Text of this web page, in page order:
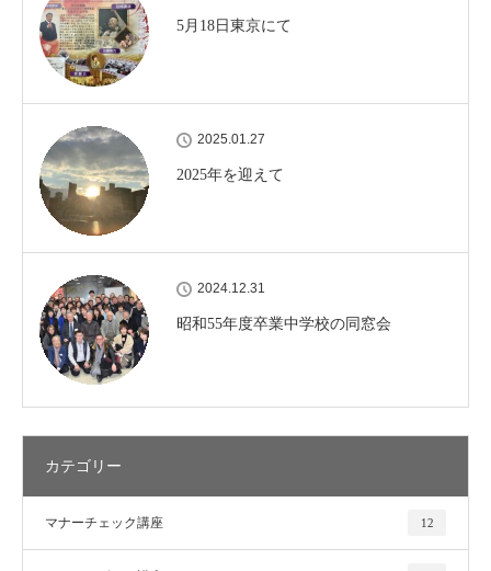
5月18日東京にて
2025.01.27
2025年を迎えて
2024.12.31
昭和55年度卒業中学校の同窓会
カテゴリー
マナーチェック講座 12